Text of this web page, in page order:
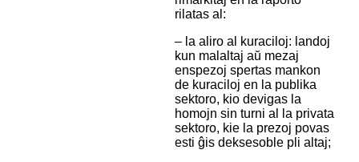
rilatas al:
– la aliro al kuraciloj: landoj
kun malaltaj aŭ mezaj
enspezoj spertas mankon
de kuraciloj en la publika
sektoro, kio devigas la
homojn sin turni al la privata
sektoro, kie la prezoj povas
esti ĝis deksesoble pli altaj;